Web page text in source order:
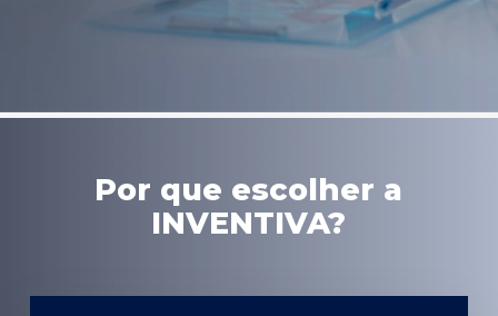
Por que escolher a
INVENTIVA?